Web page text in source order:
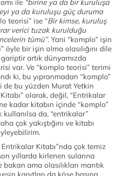
ile “birine ya da bir kuruluşa
ya da kuruluşu güç duruma
teorisi” ise “Bir kimse, kuruluş
verici tuzak kurulduğu
tümü”. Yani “komplo” işin
öyle bir işin olma olasılığını dile
artık dünyamızda
var. Ve “komplo teorisi” terimi
ki, bu yıpranmadan “komplo”
de bu yüzden Murat Yetkin
olarak, değil, “Entrikalar
kadar kitabın içinde “komplo”
da, “entrikalar”
çok yakıştığını ve kitabı
Entrikalar Kitabı”nda çok temiz
yıllarda kirlenen sularına
ama olasılıkları mantık